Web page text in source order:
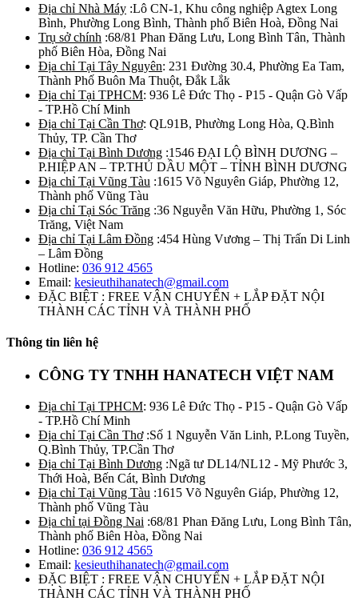
Địa chỉ Nhà Máy :Lô CN-1, Khu công nghiệp Agtex Long
Bình, Phường Long Bình, Thành phố Biên Hoà, Đồng Nai
Trụ sở chính :68/81 Phan Đăng Lưu, Long Bình Tân, Thành
phố Biên Hòa, Đồng Nai
Địa chỉ Tại Tây Nguyên: 231 Đường 30.4, Phường Ea Tam,
Thành Phố Buôn Ma Thuột, Đắk Lắk
Địa chỉ Tại TPHCM: 936 Lê Đức Thọ - P15 - Quận Gò Vấp
- TP.Hồ Chí Minh
Địa chỉ Tại Cần Thơ: QL91B, Phường Long Hòa, Q.Bình
Thủy, TP. Cần Thơ
Địa chỉ Tại Bình Dương :1546 ĐẠI LỘ BÌNH DƯƠNG –
P.HIỆP AN – TP.THỦ DẦU MỘT – TỈNH BÌNH DƯƠNG
Địa chỉ Tại Vũng Tàu :1615 Võ Nguyên Giáp, Phường 12,
Thành phố Vũng Tàu
Địa chỉ Tại Sóc Trăng :36 Nguyễn Văn Hữu, Phường 1, Sóc
Trăng, Việt Nam
Địa chỉ Tại Lâm Đồng :454 Hùng Vương – Thị Trấn Di Linh
– Lâm Đồng
Hotline: 036 912 4565
Email: kesieuthihanatech@gmail.com
ĐẶC BIỆT : FREE VẬN CHUYỂN + LẮP ĐẶT NỘI
THÀNH CÁC TỈNH VÀ THÀNH PHỐ
Thông tin liên hệ
CÔNG TY TNHH HANATECH VIỆT NAM
Địa chỉ Tại TPHCM: 936 Lê Đức Thọ - P15 - Quận Gò Vấp
- TP.Hồ Chí Minh
Địa chỉ Tại Cần Thơ:Số 1 Nguyễn Văn Linh, P.Long Tuyền,
Q.Bình Thủy, TP.Cần Thơ
Địa chỉ Tại Bình Dương :Ngã tư DL14/NL12 - Mỹ Phước 3,
Thới Hoà, Bến Cát, Bình Dương
Địa chỉ Tại Vũng Tàu :1615 Võ Nguyên Giáp, Phường 12,
Thành phố Vũng Tàu
Địa chỉ tại Đồng Nai :68/81 Phan Đăng Lưu, Long Bình Tân,
Thành phố Biên Hòa, Đồng Nai
Hotline: 036 912 4565
Email: kesieuthihanatech@gmail.com
ĐẶC BIỆT : FREE VẬN CHUYỂN + LẮP ĐẶT NỘI
THÀNH CÁC TỈNH VÀ THÀNH PHỐ